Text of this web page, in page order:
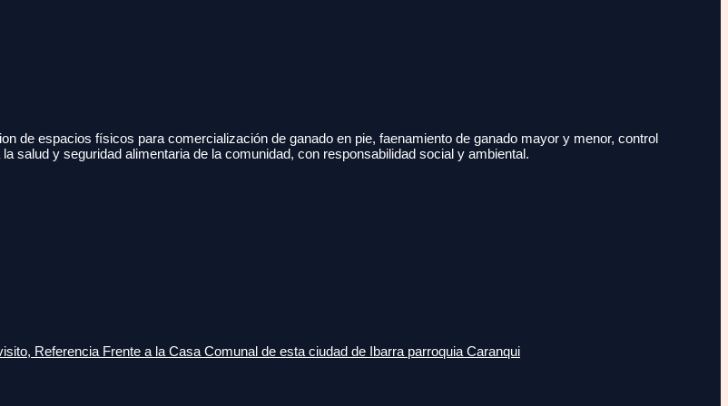
de espacios físicos para comercialización de ganado en pie, faenamiento de ganado mayor y menor, control
salud y seguridad alimentaria de la comunidad, con responsabilidad social y ambiental.
Referencia Frente a la Casa Comunal de esta ciudad de Ibarra parroquia Caranqui